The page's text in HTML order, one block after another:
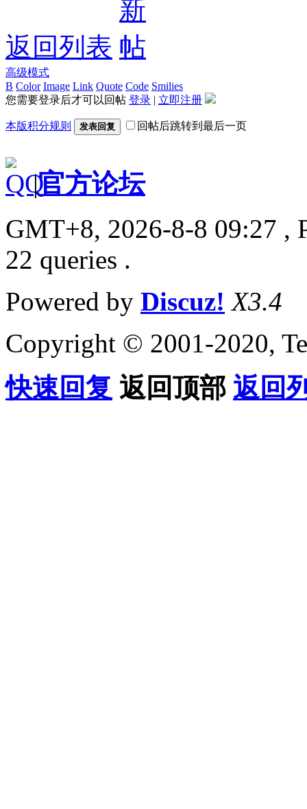
返回列表
高级模式
B Color Image Link Quote Code Smilies
您需要登录后才可以回帖 登录 | 立即注册
本版积分规则 发表回复 回帖后跳转到最后一页
|官方论坛
GMT+8, 2026-8-8 09:27 ,
22 queries .
Powered by Discuz! X3.4
Copyright © 2001-2020,
快速回复 返回顶部 返回